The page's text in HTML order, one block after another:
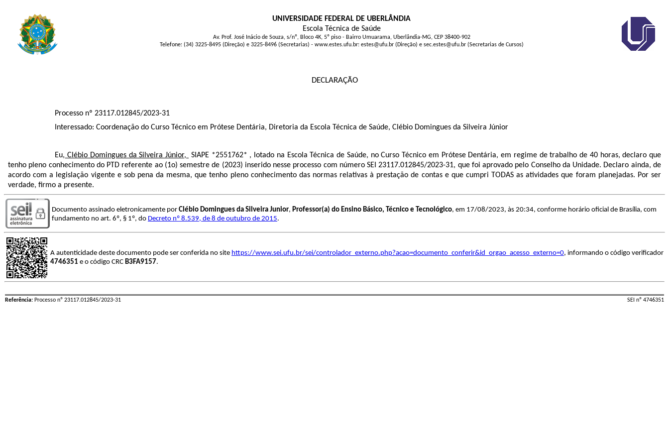
UNIVERSIDADE FEDERAL DE UBERLÂNDIA
Escola Técnica de Saúde
Av. Prof. José Inácio de Souza, s/nº, Bloco 4K, 5º piso - Bairro Umuarama, Uberlândia-MG, CEP 38400-902
Telefone: (34) 3225-8495 (Direção) e 3225-8496 (Secretarias) - www.estes.ufu.br: estes@ufu.br (Direção) e sec.estes@ufu.br (Secretarias de Cursos)
DECLARAÇÃO
Processo nº 23117.012845/2023-31
Interessado: Coordenação do Curso Técnico em Prótese Dentária, Diretoria da Escola Técnica de Saúde, Clébio Domingues da Silveira Júnior
Eu, Clébio Domingues da Silveira Júnior,
SIAPE *2551762* , lotado na Escola Técnica de Saúde, no Curso Técnico em Prótese Dentária, em regime de trabalho de 40 horas, declaro que
tenho pleno conhecimento do PTD referente ao (1o) semestre de (2023) inserido nesse processo com número SEI23117.012845/2023-31, que foi aprovado pelo Conselho da Unidade. Declaro ainda, de
acordo com a legislação vigente e sob pena da mesma, que tenho pleno conhecimento das normas relativas à prestação de contas e que cumpri TODAS as atividades que foram planejadas. Por ser
verdade, firmo a presente.
Documento assinado eletronicamente por Clébio Domingues da Silveira Junior, Professor(a) do Ensino Básico, Técnico e Tecnológico, em 17/08/2023, às 20:34, conforme horário oficial de Brasília, com
fundamento no art. 6º, § 1º, do Decreto nº 8.539, de 8 de outubro de 2015.
A autenticidade deste documento pode ser conferida no site https://www.sei.ufu.br/sei/controlador_externo.php?acao=documento_conferir&id_orgao_acesso_externo=0, informando o código verificador
4746351 e o código CRC B3FA9157.
Referência: Processo nº 23117.012845/2023-31 SEI nº 4746351